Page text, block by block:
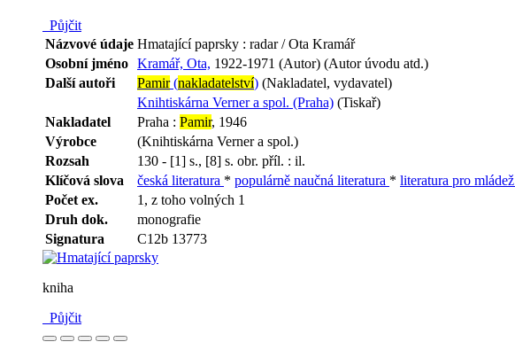
Půjčit
Názvové údaje Hmatající paprsky : radar / Ota Kramář
Osobní jméno Kramář, Ota, 1922-1971 (Autor) (Autor úvodu atd.)
Další autoři
Pamir(nakladatelství) (Nakladatel, vydavatel)
Knihtiskárna Verner a spol. (Praha) (Tiskař)
Nakladatel
Praha : Pamir, 1946
Výrobce
(Knihtiskárna Verner a spol.)
Rozsah
130 - [1] s., [8] s. obr. příl. : il.
Klíčová slova
česká literatura * populárně naučná literatura * literatura pro mládež
Počet ex.
1, z toho volných 1
Druh dok.
monografie
Signatura
C12b 13773
kniha
Půjčit